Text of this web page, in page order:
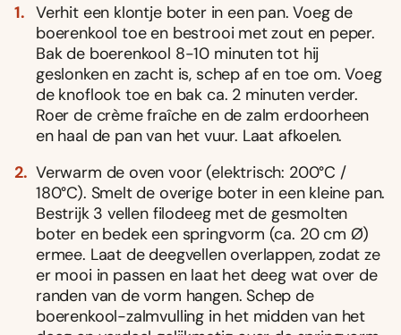
Verhit een klontje boter in een pan. Voeg de
boerenkool toe en bestrooi met zout en peper.
Bak de boerenkool 8-10 minuten tot hij
geslonken en zacht is, schep af en toe om. Voeg
de knoflook toe en bak ca. 2 minuten verder.
Roer de crème fraîche en de zalm erdoorheen
en haal de pan van het vuur. Laat afkoelen.
Verwarm de oven voor (elektrisch: 200°C /
180°C). Smelt de overige boter in een kleine pan.
Bestrijk 3 vellen filodeeg met de gesmolten
boter en bedek een springvorm (ca. 20 cm Ø)
ermee. Laat de deegvellen overlappen, zodat ze
er mooi in passen en laat het deeg wat over de
randen van de vorm hangen. Schep de
boerenkool-zalmvulling in het midden van het